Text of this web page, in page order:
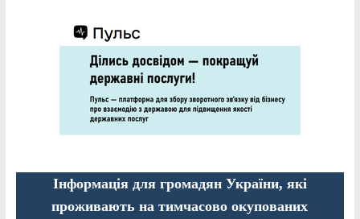
Інформація для громадян України, які
проживають на тимчасово окупованих